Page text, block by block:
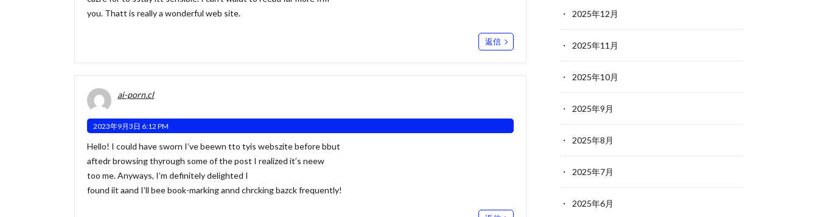
you. Thatt is really a wonderful web site.
返信
ai-porn.cl
2023年9月3日 6:12 PM
Hello! I could have sworn I’ve beewn tto tyis webszite before bbut
aftedr browsing thyrough some of the post I realized it’s neew
too me. Anyways, I’m definitely delighted I
found iit aand I’ll bee book-marking annd chrcking bazck frequently!
2025年12月
2025年11月
2025年10月
2025年9月
2025年8月
2025年7月
2025年6月